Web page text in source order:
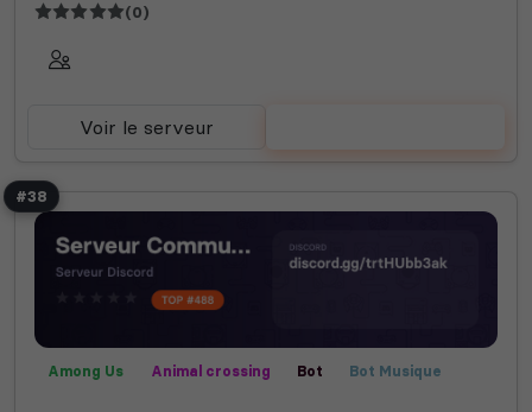
(0)
Voir le serveur
#38
Among Us Animal crossing Bot
Bot Musique